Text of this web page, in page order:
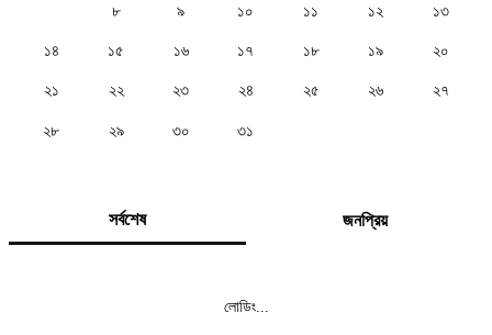
৮ ৯ ১০ ১১ ১২ ১৩
১৪ ১৫ ১৬ ১৭ ১৮ ১৯ ২০
২১ ২২ ২৩ ২৪ ২৫ ২৬ ২৭
২৮ ২৯ ৩০ ৩১
সর্বশেষ জনপ্রিয়
লোডিং...